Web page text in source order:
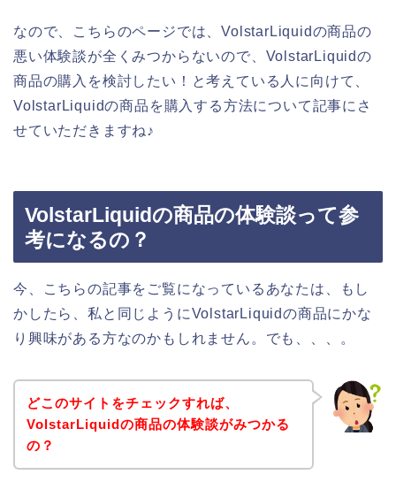
なので、こちらのページでは、VolstarLiquidの商品の
悪い体験談が全くみつからないので、VolstarLiquidの
商品の購入を検討したい！と考えている人に向けて、
VolstarLiquidの商品を購入する方法について記事にさ
せていただきますね♪
VolstarLiquidの商品の体験談って参
考になるの？
今、こちらの記事をご覧になっているあなたは、もし
かしたら、私と同じようにVolstarLiquidの商品にかな
り興味がある方なのかもしれません。でも、、、。
どこのサイトをチェックすれば、
VolstarLiquidの商品の体験談がみつかる
の？